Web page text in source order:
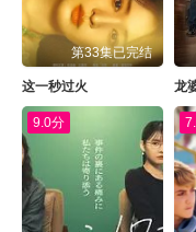
第33集已完结
这一秒过火 龙
9.0分